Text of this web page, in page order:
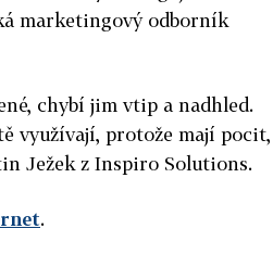
marketingový odborník
chybí jim vtip a nadhled.
využívají, protože mají pocit,
Ježek z Inspiro Solutions.
.